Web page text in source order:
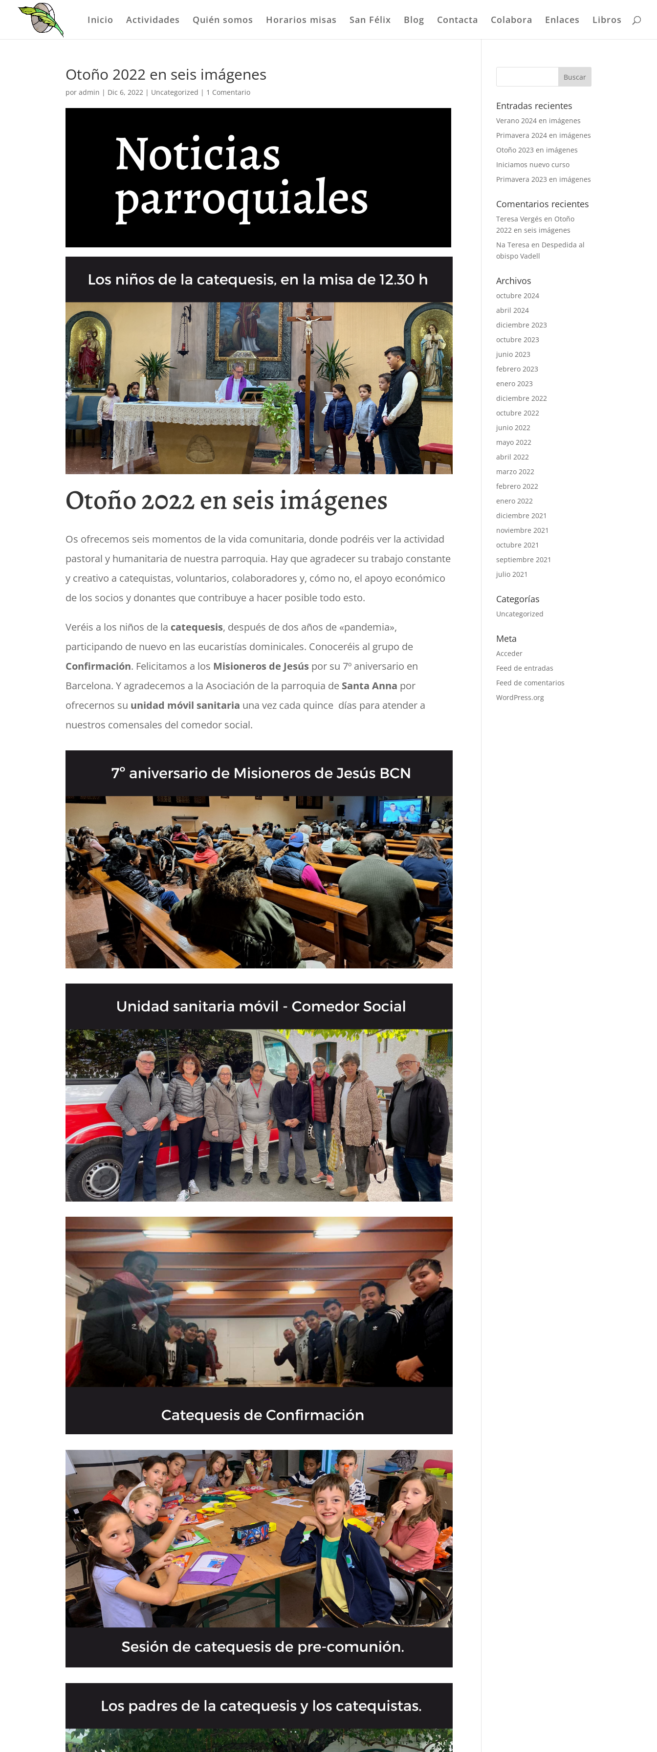
Inicio Actividades Quién somos Horarios misas San Félix Blog Contacta Colabora Enlaces Libros
Otoño 2022 en seis imágenes
poradmin | Dic 6, 2022 | Uncategorized | 1 Comentario
Noticias
parroquiales
Otoño 2022 en seis imágenes
Os ofrecemos seis momentos de la vida comunitaria, donde podréis ver la actividad
pastoral y humanitaria de nuestra parroquia. Hay que agradecer su trabajo constante
y creativo a catequistas, voluntarios, colaboradores y, cómo no, el apoyo económico
de los socios y donantes que contribuye a hacer posible todo esto.
Veréis a los niños de la catequesis, después de dos años de «pandemia»,
participando de nuevo en las eucaristías dominicales. Conoceréis al grupo de
Confirmación. Felicitamos a los Misioneros de Jesús por su 7º aniversario en
Barcelona. Y agradecemos a la Asociación de la parroquia de Santa Anna por
ofrecernos su unidad móvil sanitaria una vez cada quince días para atender a
nuestros comensales del comedor social.
Entradas recientes
Verano 2024 en imágenes
Primavera 2024 en imágenes
Otoño 2023 en imágenes
Iniciamos nuevo curso
Primavera 2023 en imágenes
Comentarios recientes
Teresa Vergés en Otoño
2022 en seis imágenes
Na Teresa en Despedida al
obispo Vadell
Archivos
octubre 2024
abril 2024
diciembre 2023
octubre 2023
junio 2023
febrero 2023
enero 2023
diciembre 2022
octubre 2022
junio 2022
mayo 2022
abril 2022
marzo 2022
febrero 2022
enero 2022
diciembre 2021
noviembre 2021
octubre 2021
septiembre 2021
julio 2021
Categorías
Uncategorized
Meta
Acceder
Feed de entradas
Feed de comentarios
WordPress.org